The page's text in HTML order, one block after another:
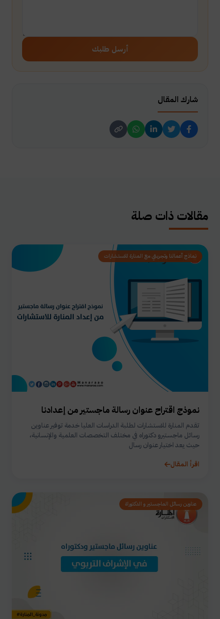
أرسل طلبك
شارك المقال
مقالات ذات صلة
نماذج أعمالنا وتجربتي مع المنارة للاستشارات
نموذج اقتراح عنوان رسالة ماجستير من إعدادنا
تقدم المنارة للاستشارات لطلبة الدراسات العليا خدمة توفير عناوين
رسائل ماجستيرو دكتوراه في مختلف التخصصات العلمية والإنسانية،
حيث يعد اختيار عنوان رسال
اقرأ المقال
عناوين رسائل الماجستير و الدكتوراة